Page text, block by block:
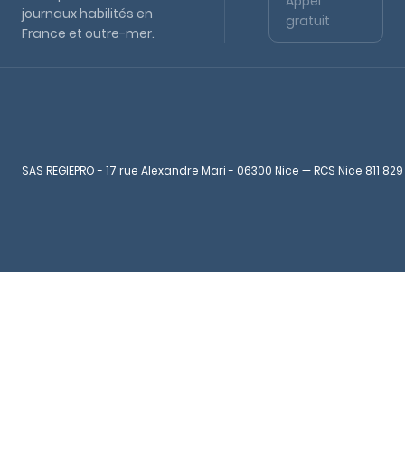
journaux habilités en
France et outre-mer.
gratuit
SAS REGIEPRO - 17 rue Alexandre Mari - 06300 Nice — RCS Nice 811